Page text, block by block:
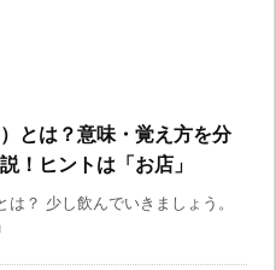
とは？意味・覚え方を分
！ヒントは「お店」
は？ 少し飲んでいきましょう。